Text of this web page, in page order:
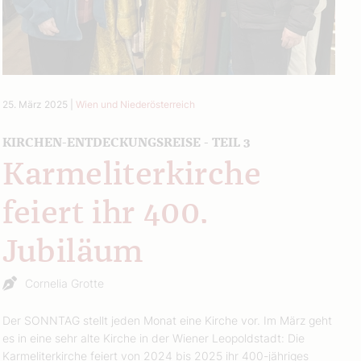
25. März 2025 Wien und Niederösterreich
KIRCHEN-ENTDECKUNGSREISE - TEIL 3
Karmeliterkirche
feiert ihr 400.
Jubiläum
Cornelia Grotte
Der SONNTAG stellt jeden Monat eine Kirche vor. Im März geht
es in eine sehr alte Kirche in der Wiener Leopoldstadt: Die
Karmeliterkirche feiert von 2024 bis 2025 ihr 400-jähriges